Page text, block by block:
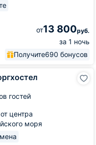
от13 800руб.
за 1 ночь
Получите690 бонусов
гостей
центра
моря